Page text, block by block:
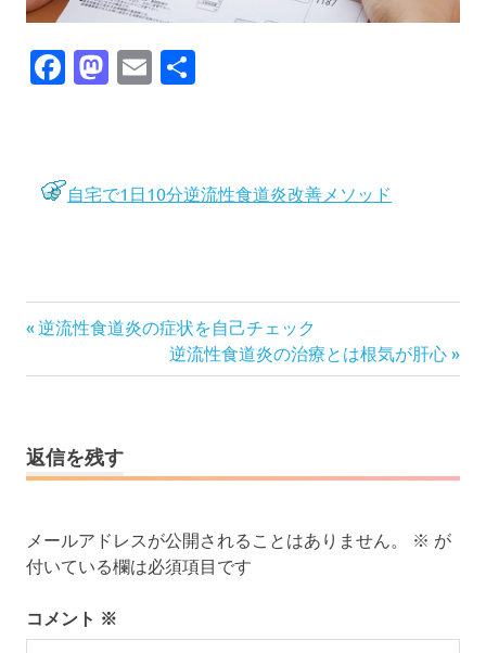
Facebook
Mastodon
Email
自宅で1日10分逆流性食道炎改善メソッド
投
ゲ
ー
ョ
ン
前
記
逆流性食道炎の症状を自己チェック
次
の
逆流性食道炎の治療とは根気が肝心
返信を残す
メールアドレスが公開されることはありません。 ※ が
付いている欄は必須項目です
コメント ※